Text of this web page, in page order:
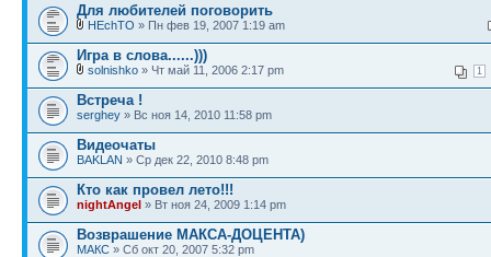
Для любителей поговорить
HEchTO » Пн фев 19, 2007 1:19 am
Игра в слова......)))
1
solnishko » Чт май 11, 2006 2:17 pm
Встреча !
serghey » Вс ноя 14, 2010 11:58 pm
Видеочаты
BAKLAN » Ср дек 22, 2010 8:48 pm
Кто как провел лето!!!
nightAngel » Вт ноя 24, 2009 1:14 pm
Возврашение МАКСА-ДОЦЕНТА)
МАКС » Сб окт 20, 2007 5:32 pm